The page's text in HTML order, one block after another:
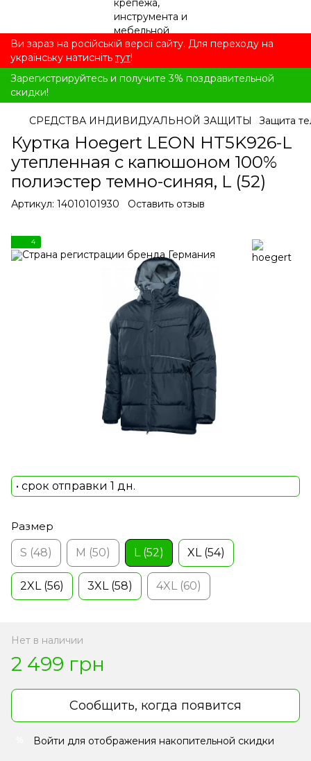
Ви зараз на російській версії сайту. Для переходу на
українську натисніть тут!
Зарегистрируйтесь и получите 3% поздравительной
скидки!
СРЕДСТВА ИНДИВИДУАЛЬНОЙ ЗАЩИТЫ Защита
Куртка Hoegert LEON HT5K926-L
утепленная с капюшоном 100%
полиэстер темно-синяя, L (52)
Артикул: 14010101930 Оставить отзыв
4
• срок отправки 1 дн.
Размер
S (48)
M (50) L (52) XL (54)
2XL (56) 3XL (58) 4XL (60)
Нет в наличии
2 499 грн
Сообщить, когда появится
Войти для отображения накопительной скидки